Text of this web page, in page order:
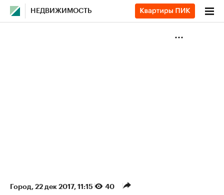
НЕДВИЖИМОСТЬ
Город⁠, 22 дек 2017, 11:15 40